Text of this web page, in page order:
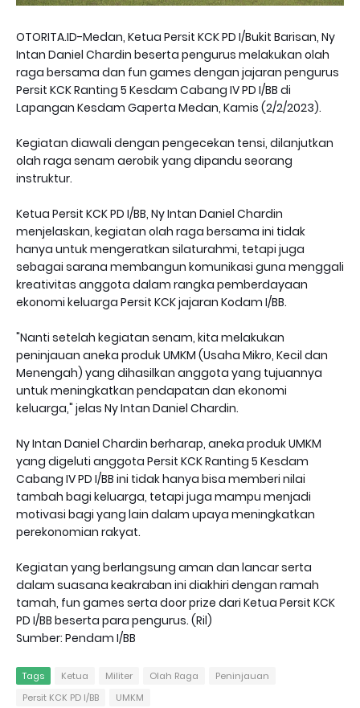
OTORITA.ID-Medan, Ketua Persit KCK PD I/Bukit Barisan, Ny
Intan Daniel Chardin beserta pengurus melakukan olah
raga bersama dan fun games dengan jajaran pengurus
Persit KCK Ranting 5 Kesdam Cabang IV PD I/BB di
Lapangan Kesdam Gaperta Medan, Kamis (2/2/2023).
Kegiatan diawali dengan pengecekan tensi, dilanjutkan
olah raga senam aerobik yang dipandu seorang
instruktur.
Ketua Persit KCK PD I/BB, Ny Intan Daniel Chardin
menjelaskan, kegiatan olah raga bersama ini tidak
hanya untuk mengeratkan silaturahmi, tetapi juga
sebagai sarana membangun komunikasi guna menggali
kreativitas anggota dalam rangka pemberdayaan
ekonomi keluarga Persit KCK jajaran Kodam I/BB.
"Nanti setelah kegiatan senam, kita melakukan
peninjauan aneka produk UMKM (Usaha Mikro, Kecil dan
Menengah) yang dihasilkan anggota yang tujuannya
untuk meningkatkan pendapatan dan ekonomi
keluarga," jelas Ny Intan Daniel Chardin.
Ny Intan Daniel Chardin berharap, aneka produk UMKM
yang digeluti anggota Persit KCK Ranting 5 Kesdam
Cabang IV PD I/BB ini tidak hanya bisa memberi nilai
tambah bagi keluarga, tetapi juga mampu menjadi
motivasi bagi yang lain dalam upaya meningkatkan
perekonomian rakyat.
Kegiatan yang berlangsung aman dan lancar serta
dalam suasana keakraban ini diakhiri dengan ramah
tamah, fun games serta door prize dari Ketua Persit KCK
PD I/BB beserta para pengurus. (Ril)
Sumber: Pendam I/BB
Tags Ketua Militer Olah Raga
Peninjauan
Persit KCK PD I/BB
UMKM